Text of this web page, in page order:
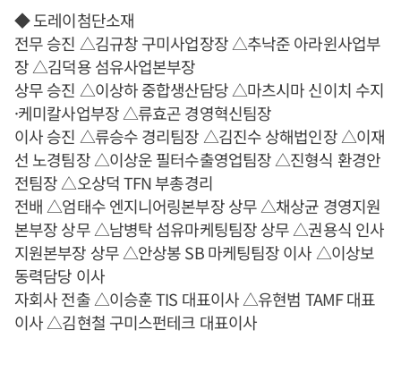
◆ 도레이첨단소재
전무 승진 △김규창 구미사업장장 △추낙준 아라윈사업부
장 △김덕용 섬유사업본부장
상무 승진 △이상하 중합생산담당 △마츠시마 신이치 수지
·케미칼사업부장 △류효곤 경영혁신팀장
이사 승진 △류승수 경리팀장 △김진수 상해법인장 △이재
선 노경팀장 △이상운 필터수출영업팀장 △진형식 환경안
전팀장 △오상덕 TFN 부총경리
전배 △엄태수 엔지니어링본부장 상무 △채상균 경영지원
본부장 상무 △남병탁 섬유마케팅팀장 상무 △권용식 인사
지원본부장 상무 △안상봉 SB 마케팅팀장 이사 △이상보
동력담당 이사
자회사 전출 △이승훈 TIS 대표이사 △유현범 TAMF 대표
이사 △김현철 구미스펀테크 대표이사